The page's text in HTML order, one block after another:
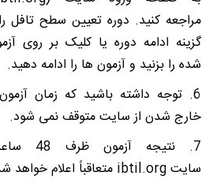
مراجعه کنید. دوره تعیین سطح تافل
گزینه ادامه دوره یا کلیک بر روی
شده را بزنید و آزمون ها را ادامه دهید.
6. توجه داشته باشید که زمان
خارج شدن از سایت متوقف نمی شود.
7. نتیجه آزمون ظرف 48 ساعت
سایتibtil.org متعاقباً اعلام خواهد